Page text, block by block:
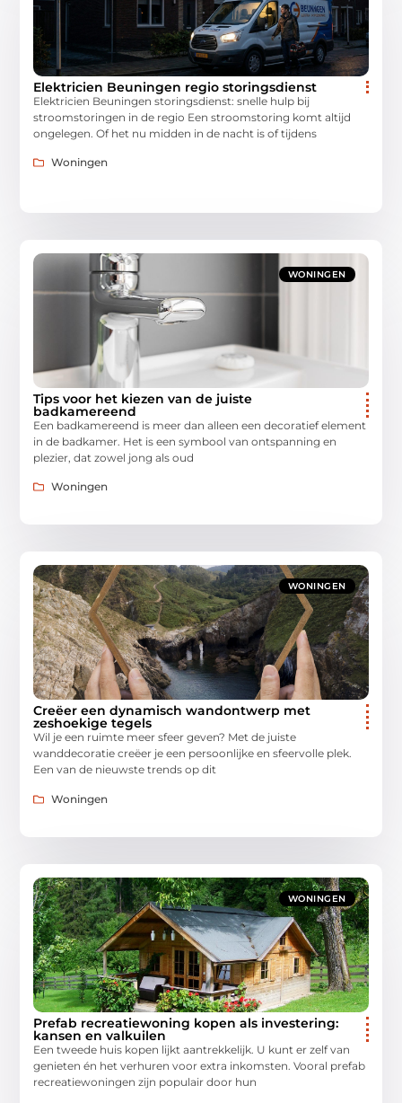
Elektricien Beuningen regio storingsdienst
Elektricien Beuningen storingsdienst: snelle hulp bij
stroomstoringen in de regio Een stroomstoring komt altijd
ongelegen. Of het nu midden in de nacht is of tijdens
Woningen
WONINGEN
Tips voor het kiezen van de juiste
badkamereend
Een badkamereend is meer dan alleen een decoratief element
in de badkamer. Het is een symbool van ontspanning en
plezier, dat zowel jong als oud
Woningen
WONINGEN
Creëer een dynamisch wandontwerp met
zeshoekige tegels
Wil je een ruimte meer sfeer geven? Met de juiste
wanddecoratie creëer je een persoonlijke en sfeervolle plek.
Een van de nieuwste trends op dit
Woningen
WONINGEN
Prefab recreatiewoning kopen als investering:
kansen en valkuilen
Een tweede huis kopen lijkt aantrekkelijk. U kunt er zelf van
genieten én het verhuren voor extra inkomsten. Vooral prefab
recreatiewoningen zijn populair door hun